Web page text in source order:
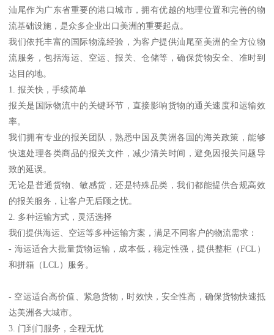
汕尾作为广东省重要的港口城市，拥有优越的地理位置和完善的物
流基础设施，是众多企业出口美洲的重要起点。
我们依托丰富的国际物流经验，为客户提供汕尾至美洲的全方位物
流服务，包括海运、空运、报关、仓储等，确保货物安全、准时到
达目的地。
1. 报关快，手续简单
报关是国际物流中的关键环节，直接影响货物的通关速度和运输效
率。
我们拥有专业的报关团队，熟悉中国及美洲各国的海关政策，能够
快速处理各类商品的报关文件，减少清关时间，避免因报关问题导
致的延误。
无论是普通货物、敏感货，还是特殊品类，我们都能提供合规高效
的报关服务，让客户无后顾之忧。
2. 多种运输方式，灵活选择
我们提供海运、空运等多种运输方案，满足不同客户的物流需求：
- 海运适合大批量货物运输，成本低，稳定性强，提供整柜（FCL）
和拼箱（LCL）服务。
- 空运适合高价值、紧急货物，时效快，安全性高，确保货物快速抵
达美洲各大城市。
3. 门到门服务，全程无忧